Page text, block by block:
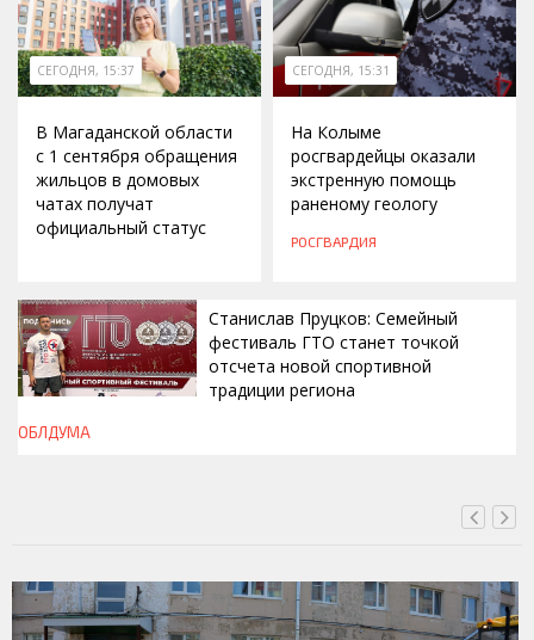
СЕГОДНЯ, 15:37
В Магаданской области
с 1 сентября обращения
жильцов в домовых
чатах получат
официальный статус
СЕГОДНЯ, 15:31
На Колыме
росгвардейцы оказали
экстренную помощь
раненому геологу
РОСГВАРДИЯ
СЕГОДНЯ, 15:26
Станислав Пруцков: Семейный
фестиваль ГТО станет точкой
отсчета новой спортивной
традиции региона
ОБЛДУМА